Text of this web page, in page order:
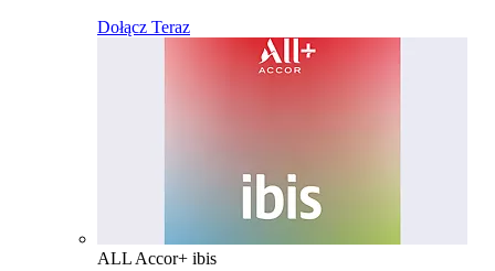
Dołącz Teraz
ALL Accor+ ibis